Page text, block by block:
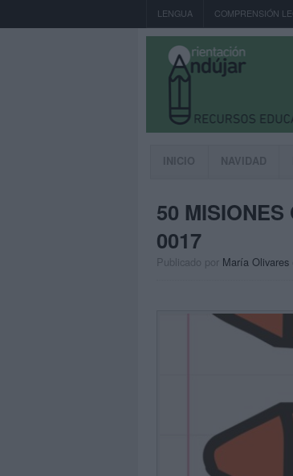
LENGUA COMPRENSIÓN
INICIO NAVIDAD
50
0017
Publicado por María Olivares